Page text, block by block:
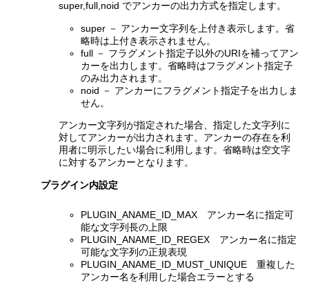
super,full,noid でアンカーの出力方式を指定します。
super － アンカー文字列を上付き表示します。省
略時は上付き表示されません。
full － フラグメント指定子以外のURIを補ってアン
カーを出力します。省略時はフラグメント指定子
のみ出力されます。
noid － アンカーにフラグメント指定子を出力しま
せん。
アンカー文字列が指定された場合、指定した文字列に
対してアンカーが出力されます。アンカーの存在を利
用者に明示したい場合に利用します。省略時は空文字
に対するアンカーとなります。
プラグイン内設定
PLUGIN_ANAME_ID_MAX アンカー名に指定可
能な文字列長の上限
PLUGIN_ANAME_ID_REGEX アンカー名に指定
可能な文字列の正規表現
PLUGIN_ANAME_ID_MUST_UNIQUE 重複した
アンカー名を利用した場合エラーとする